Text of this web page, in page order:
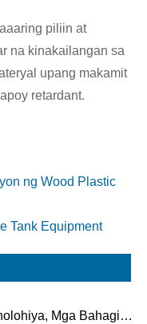
piliin at
na kinakailangan sa
upang makamit
retardant.
ng Wood Plastic
Tank Equipment
Mga Bahagi